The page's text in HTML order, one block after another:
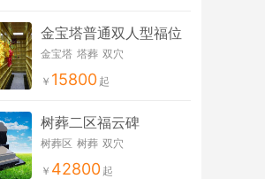
金宝塔普通双人型福位
金宝塔 塔葬 双穴
15800
树葬二区福云碑
树葬区 树葬 双穴
42800